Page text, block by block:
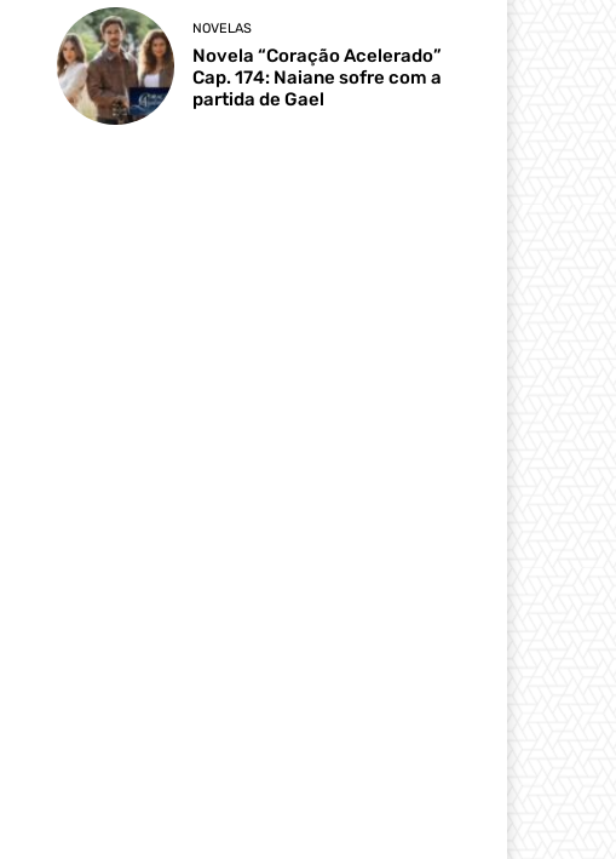
NOVELAS
Novela “Coração Acelerado”
Cap. 174: Naiane sofre com a
partida de Gael